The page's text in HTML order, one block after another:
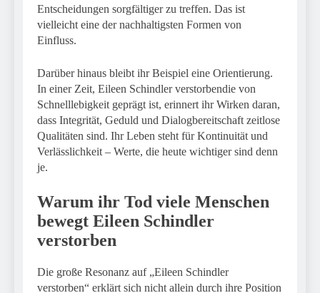
Entscheidungen sorgfältiger zu treffen. Das ist
vielleicht eine der nachhaltigsten Formen von
Einfluss.
Darüber hinaus bleibt ihr Beispiel eine Orientierung.
In einer Zeit, Eileen Schindler verstorbendie von
Schnelllebigkeit geprägt ist, erinnert ihr Wirken daran,
dass Integrität, Geduld und Dialogbereitschaft zeitlose
Qualitäten sind. Ihr Leben steht für Kontinuität und
Verlässlichkeit – Werte, die heute wichtiger sind denn
je.
Warum ihr Tod viele Menschen
bewegt Eileen Schindler
verstorben
Die große Resonanz auf „Eileen Schindler
verstorben“ erklärt sich nicht allein durch ihre Position